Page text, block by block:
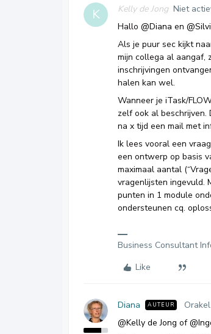
K Kelly de Jong Niet
Hallo @Diana en
Als je puur sec kijkt
mijn collega al aangaf,
inschrijvingen
halen kan wel.
Wanneer je iTask/
zelf ook al
na x tijd een mail met
Ik lees vooral een
een ontwerp op basis
maximaal aantal
vragenlijsten ingevuld.
punten in 1 module
ondersteunen cq.
Business Consultant
Like
Diana AUTEUR Orakel
@Kelly de Jong of